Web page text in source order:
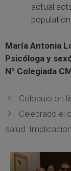
actual
María Antonia
Psicóloga y
Nº Colegiada
Coloquio on
Celebrado el
salud: